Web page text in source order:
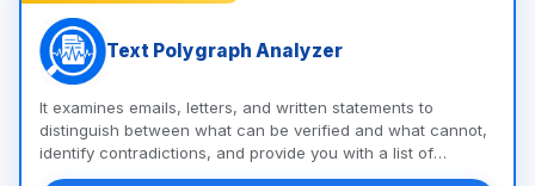
Text Polygraph Analyzer
It examines emails, letters, and written statements to
distinguish between what can be verified and what cannot,
identify contradictions, and provide you with a list of
questions and documents to help you uncover the truth.